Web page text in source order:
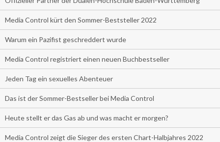
Media Control kürt den Sommer-Beststeller 2022
Warum ein Pazifist geschreddert wurde
Media Control registriert einen neuen Buchbestseller
Jeden Tag ein sexuelles Abenteuer
Das ist der Sommer-Bestseller bei Media Control
Heute stellt er das Gas ab und was macht er morgen?
Media Control zeigt die Sieger des ersten Chart-Halbjahres 2022